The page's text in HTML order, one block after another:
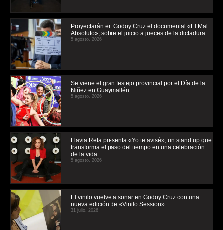
Proyectarán en Godoy Cruz el documental «El Mal
Absoluto», sobre el juicio a jueces de la dictadura
5 agosto, 2026
Se viene el gran festejo provincial por el Día de la
Niñez en Guaymallén
5 agosto, 2026
Flavia Reta presenta «Yo te avisé», un stand up que
transforma el paso del tiempo en una celebración
de la vida.
5 agosto, 2026
El vinilo vuelve a sonar en Godoy Cruz con una
nueva edición de «Vinilo Session»
31 julio, 2026